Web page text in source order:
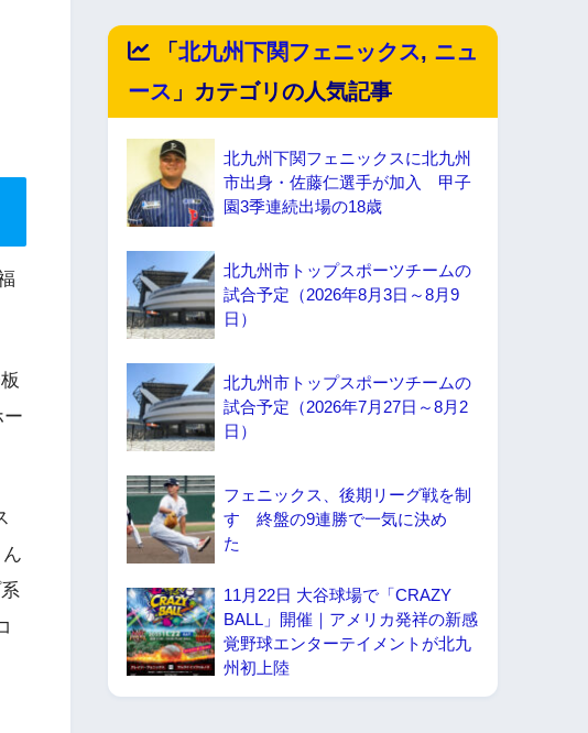
「 北九州下関フェニックス, ニュ
ース 」カテゴリの人気記事
北九州下関フェニックスに北九州
市出身・佐藤仁選手が加入 甲子
園3季連続出場の18歳
北九州市トップスポーツチームの
試合予定（2026年8月3日～8月9
日）
北九州市トップスポーツチームの
試合予定（2026年7月27日～8月2
日）
フェニックス、後期リーグ戦を制
す 終盤の9連勝で一気に決め
た
11月22日 大谷球場で「CRAZY
BALL」開催｜アメリカ発祥の新感
覚野球エンターテイメントが北九
州初上陸